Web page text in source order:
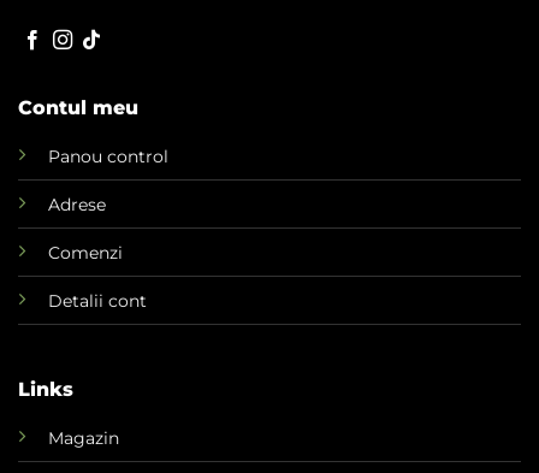
Contul meu
Panou control
Adrese
Comenzi
Detalii cont
Links
Magazin